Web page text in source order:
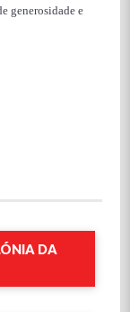
generosidade e
DA